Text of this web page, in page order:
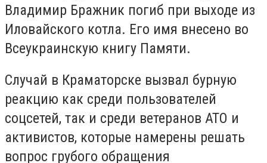
Владимир Бражник погиб при выходе из
Иловайского котла. Его имя внесено во
Всеукраинскую книгу Памяти.
Случай в Краматорске вызвал бурную
реакцию как среди пользователей
соцсетей, так и среди ветеранов АТО и
активистов, которые намерены решать
вопрос грубого обращения